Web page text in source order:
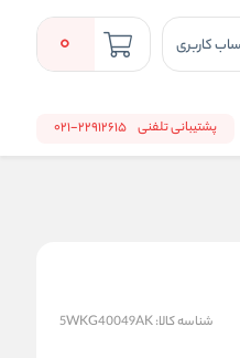
کاربری 0
پشتیبانی تلفنی 22912615-021
شناسه کالا:5WKG40049AK